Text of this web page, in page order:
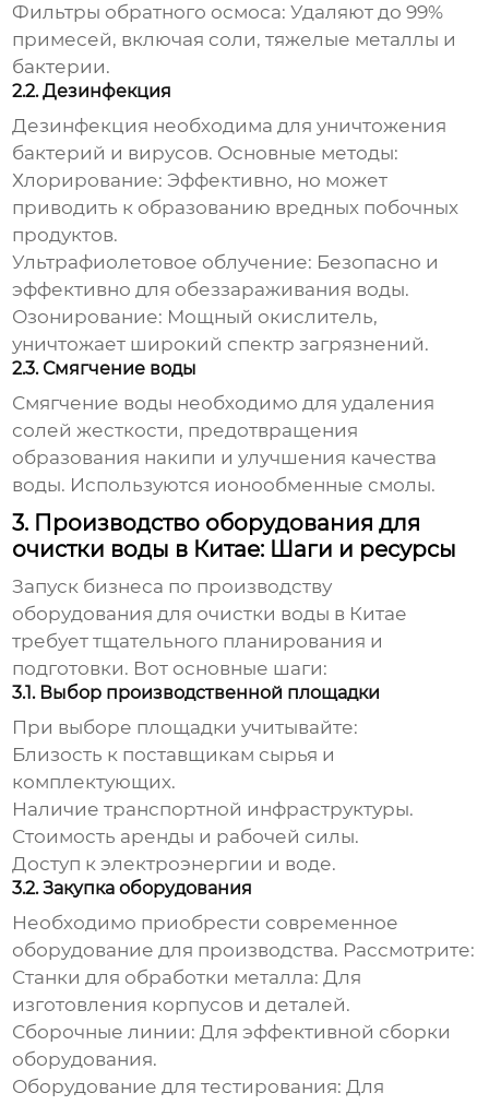
Фильтры обратного осмоса: Удаляют до 99%
примесей, включая соли, тяжелые металлы и
бактерии.
2.2. Дезинфекция
Дезинфекция необходима для уничтожения
бактерий и вирусов. Основные методы:
Хлорирование: Эффективно, но может
приводить к образованию вредных побочных
продуктов.
Ультрафиолетовое облучение: Безопасно и
эффективно для обеззараживания воды.
Озонирование: Мощный окислитель,
уничтожает широкий спектр загрязнений.
2.3. Смягчение воды
Смягчение воды необходимо для удаления
солей жесткости, предотвращения
образования накипи и улучшения качества
воды. Используются ионообменные смолы.
3. Производство оборудования для
очистки воды в Китае: Шаги и ресурсы
Запуск бизнеса по производству
оборудования для очистки воды в Китае
требует тщательного планирования и
подготовки. Вот основные шаги:
3.1. Выбор производственной площадки
При выборе площадки учитывайте:
Близость к поставщикам сырья и
комплектующих.
Наличие транспортной инфраструктуры.
Стоимость аренды и рабочей силы.
Доступ к электроэнергии и воде.
3.2. Закупка оборудования
Необходимо приобрести современное
оборудование для производства. Рассмотрите:
Станки для обработки металла: Для
изготовления корпусов и деталей.
Сборочные линии: Для эффективной сборки
оборудования.
Оборудование для тестирования: Для